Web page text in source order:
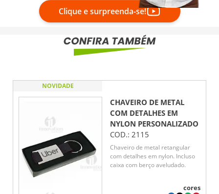
Clique e surpreenda-se!
NOVIDADE
CHAVEIRO DE METAL
COM DETALHES EM
NYLON PERSONALIZADO
COD.: 2115
Chaveiro de metal retangular
com detalhes em nylon. Incluso
caixa com berço aveludado.
cores